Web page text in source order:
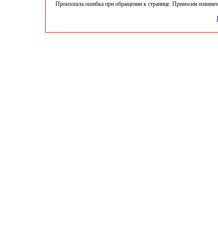
Произошла ошибка при обращении к странице. Приносим